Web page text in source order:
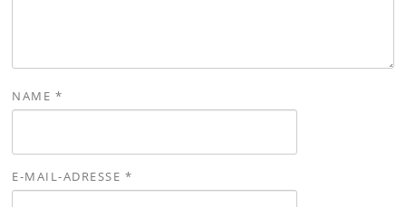
NAME *
E-MAIL-ADRESSE *